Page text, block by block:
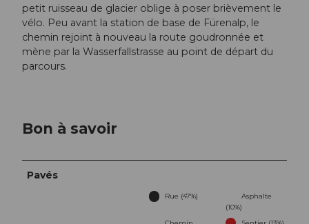
petit ruisseau de glacier oblige à poser brièvement le
vélo. Peu avant la station de base de Fürenalp, le
chemin rejoint à nouveau la route goudronnée et
mène par la Wasserfallstrasse au point de départ du
parcours.
Bon à savoir
Pavés
Rue (47%)
Asphalte
(10%)